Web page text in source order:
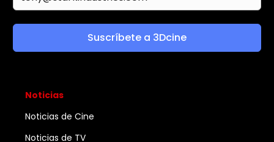
Suscríbete a 3Dcine
Noticias
Noticias de Cine
Noticias de TV